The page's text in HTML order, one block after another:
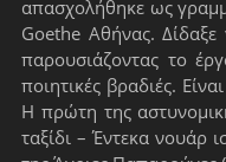
απασχολήθηκε ως
Goethe Αθήνας.
παρουσιάζοντας το
ποιητικές βραδιές.
H πρώτη της
ταξίδι – Έντεκα νουάρ